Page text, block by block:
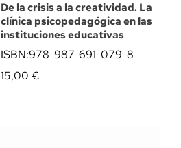
De la crisis a la creatividad. La
clínica psicopedagógica en las
instituciones educativas
ISBN:978-987-691-079-8
15,00 €